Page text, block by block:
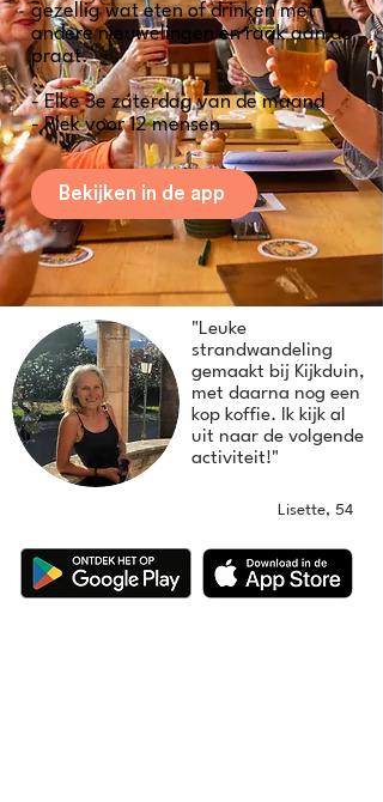
gezellig wat eten of drinken met
andere nieuwelingen en raak aan de
praat.
- Elke 3e zaterdag van de maand
- Plek voor 12 mensen
Bekijken in de app
"Leuke
strandwandeling
gemaakt bij Kijkduin,
met daarna nog een
kop koffie. Ik kijk al
uit naar de volgende
activiteit!"
Lisette, 54